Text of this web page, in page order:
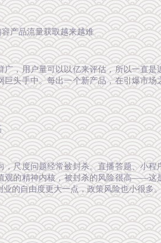
产品流量获取越来越难
广，用户量可以以亿来评估，所以一直
巨头手中。每出一个新产品，在引爆市
，尺度问题经常被封杀。直播答题、小
观的精神内核，被封杀的风险很高——这
业的自由度更大一点，政策风险也小很多